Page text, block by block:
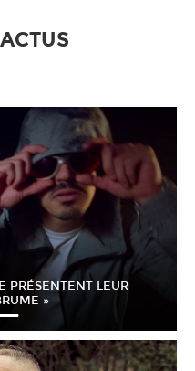
PRÉSENTENT LEUR
»